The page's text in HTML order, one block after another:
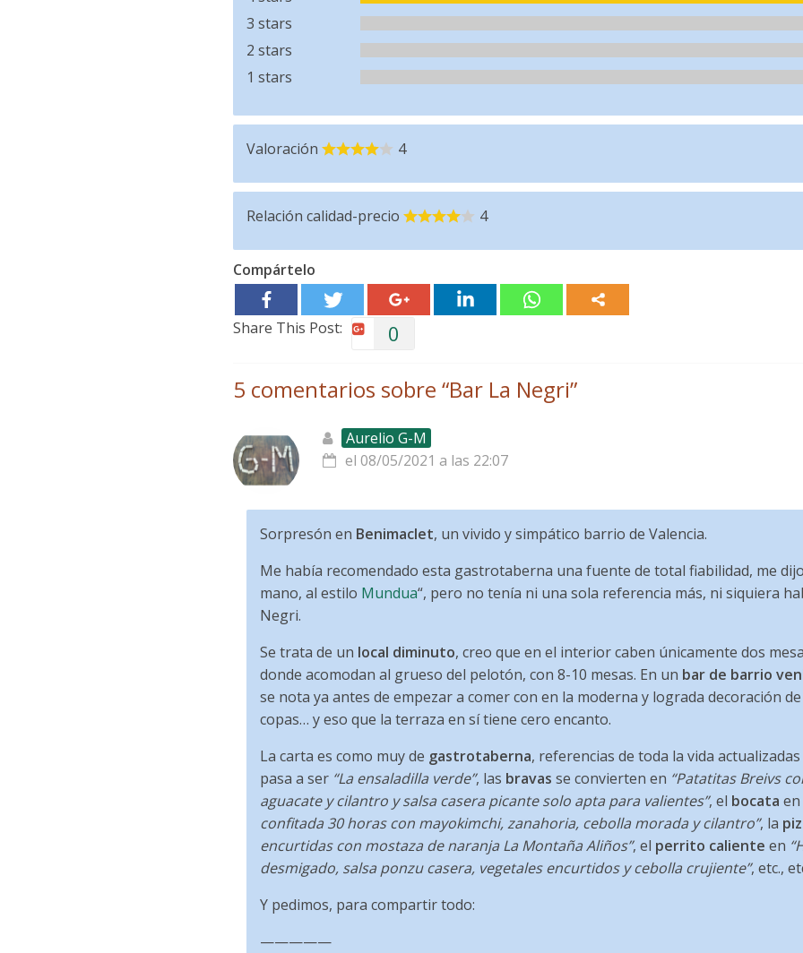
3 stars
2 stars
1 stars
Valoración 4
Relación calidad-precio 4
Compártelo
Share This Post: 0
5 comentarios sobre “Bar La Negri”
Aurelio G-M
el 08/05/2021 a las 22:07
Sorpresón en Benimaclet, un vivido y simpático barrio de Valencia.
Me había recomendado esta gastrotaberna una fuente de total fiabilidad, me
mano, al estilo Mundua“, pero no tenía ni una sola referencia más, ni siquiera
Negri.
Se trata de un local diminuto, creo que en el interior caben únicamente dos
donde acomodan al grueso del pelotón, con 8-10 mesas. En un bar de barrio
se nota ya antes de empezar a comer con en la moderna y lograda decoración
copas… y eso que la terraza en sí tiene cero encanto.
La carta es como muy de gastrotaberna, referencias de toda la vida actualizadas
pasa a ser “La ensaladilla verde”, las bravas se convierten en “Patatitas Breivs
aguacate y cilantro y salsa casera picante solo apta para valientes”, el bocata en
confitada 30 horas con mayokimchi, zanahoria, cebolla morada y cilantro”, la
encurtidas con mostaza de naranja La Montaña Aliños”, el perrito caliente en
desmigado, salsa ponzu casera, vegetales encurtidos y cebolla crujiente”, etc.,
Y pedimos, para compartir todo:
—————